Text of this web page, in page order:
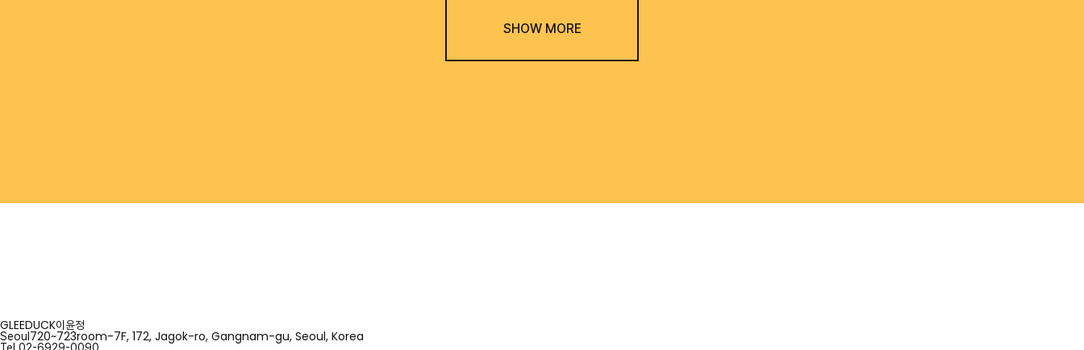
SHOW MORE
GLEEDUCK이윤정
Seoul 720~723room-7F, 172, Jagok-ro, Gangnam-gu, Seoul, Korea